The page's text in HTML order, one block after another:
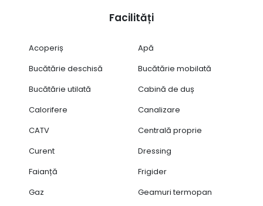
Facilități
Acoperiș
Apă
Bucătărie deschisă
Bucătărie mobilată
Bucătărie utilată
Cabină de duș
Calorifere
Canalizare
CATV
Centrală proprie
Curent
Dressing
Faianță
Frigider
Gaz
Geamuri termopan